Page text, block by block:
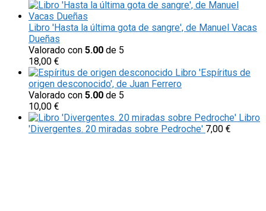
Libro 'Hasta la última gota de sangre', de Manuel Vacas
Dueñas
Valorado con 5.00 de 5
18,00 €
Libro 'Espíritus de
origen desconocido', de Juan Ferrero
Valorado con 5.00 de 5
10,00 €
Libro
'Divergentes. 20 miradas sobre Pedroche' 7,00 €